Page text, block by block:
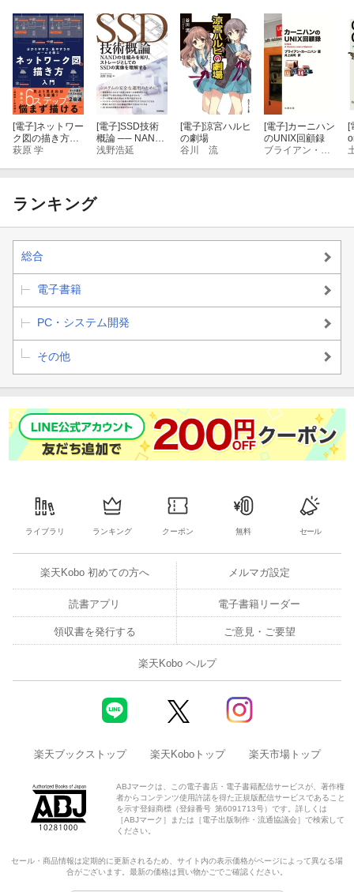
※カバー画像が異なる場合があります。
[電子]ネットワー
ク図の描き方入
門
萩原 学
[電子]SSD技術
概論 ── NAND
の仕組みを知
浅野浩延
[電子]涼宮ハルヒ
の劇場
谷川 流
[電子]カーニハン
のUNIX回顧録
[
ランキング
総合
電子書籍
PC・システム開発
その他
ライブラリ ランキング クーポン 無料 セール
楽天Kobo 初めての方へ メルマガ設定
読書アプリ 電子書籍リーダー
領収書を発行する ご意見・ご要望
楽天Kobo ヘルプ
楽天ブックストップ 楽天Koboトップ 楽天市場トップ
ABJマークは、この電子書店・電子書籍配信サービスが、著作権
者からコンテンツ使用許諾を得た正規版配信サービスであること
を示す登録商標（登録番号 第6091713号）です。詳しくは
［ABJマーク］または［電子出版制作・流通協議会］で検索して
ください。
セール・商品情報は定期的に更新されるため、サイト内の表示価格がページによって異なる場
合がございます。最新の価格は買い物かごでご確認ください。